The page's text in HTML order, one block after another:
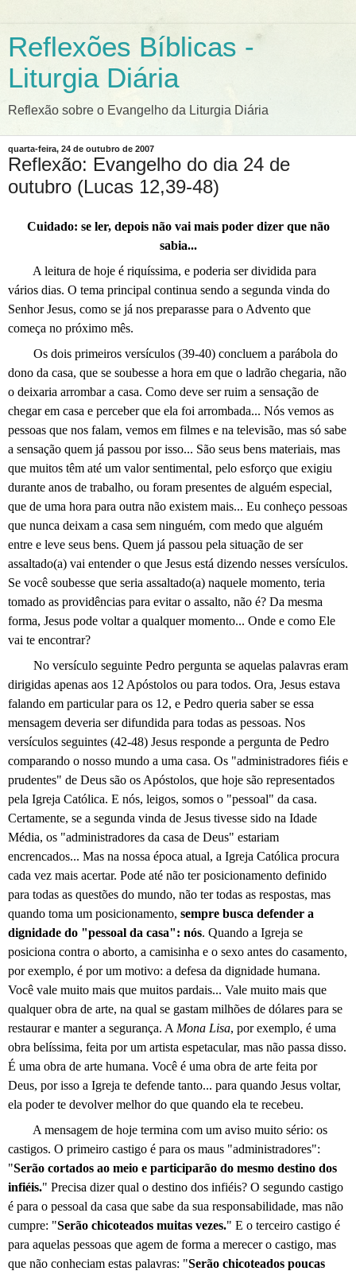
Reflexões Bíblicas -
Liturgia Diária
Reflexão sobre o Evangelho da Liturgia Diária
quarta-feira, 24 de outubro de 2007
Reflexão: Evangelho do dia 24 de
outubro (Lucas 12,39-48)
Cuidado: se ler, depois não vai mais poder dizer que não
sabia...
A leitura de hoje é riquíssima, e poderia ser dividida para
vários dias. O tema principal continua sendo a segunda vinda do
Senhor Jesus, como se já nos preparasse para o Advento que
começa no próximo mês.
Os dois primeiros versículos (39-40) concluem a parábola do
dono da casa, que se soubesse a hora em que o ladrão chegaria, não
o deixaria arrombar a casa. Como deve ser ruim a sensação de
chegar em casa e perceber que ela foi arrombada... Nós vemos as
pessoas que nos falam, vemos em filmes e na televisão, mas só sabe
a sensação quem já passou por isso... São seus bens materiais, mas
que muitos têm até um valor sentimental, pelo esforço que exigiu
durante anos de trabalho, ou foram presentes de alguém especial,
que de uma hora para outra não existem mais... Eu conheço pessoas
que nunca deixam a casa sem ninguém, com medo que alguém
entre e leve seus bens. Quem já passou pela situação de ser
assaltado(a) vai entender o que Jesus está dizendo nesses versículos.
Se você soubesse que seria assaltado(a) naquele momento, teria
tomado as providências para evitar o assalto, não é? Da mesma
forma, Jesus pode voltar a qualquer momento... Onde e como Ele
vai te encontrar?
No versículo seguinte Pedro pergunta se aquelas palavras eram
dirigidas apenas aos 12 Apóstolos ou para todos. Ora, Jesus estava
falando em particular para os 12, e Pedro queria saber se essa
mensagem deveria ser difundida para todas as pessoas. Nos
versículos seguintes (42-48) Jesus responde a pergunta de Pedro
comparando o nosso mundo a uma casa. Os "administradores fiéis e
prudentes" de Deus são os Apóstolos, que hoje são representados
pela Igreja Católica. E nós, leigos, somos o "pessoal" da casa.
Certamente, se a segunda vinda de Jesus tivesse sido na Idade
Média, os "administradores da casa de Deus" estariam
encrencados... Mas na nossa época atual, a Igreja Católica procura
cada vez mais acertar. Pode até não ter posicionamento definido
para todas as questões do mundo, não ter todas as respostas, mas
quando toma um posicionamento, sempre busca defender a
dignidade do "pessoal da casa": nós. Quando a Igreja se
posiciona contra o aborto, a camisinha e o sexo antes do casamento,
por exemplo, é por um motivo: a defesa da dignidade humana.
Você vale muito mais que muitos pardais... Vale muito mais que
qualquer obra de arte, na qual se gastam milhões de dólares para se
restaurar e manter a segurança. A Mona Lisa, por exemplo, é uma
obra belíssima, feita por um artista espetacular, mas não passa disso.
É uma obra de arte humana. Você é uma obra de arte feita por
Deus, por isso a Igreja te defende tanto... para quando Jesus voltar,
ela poder te devolver melhor do que quando ela te recebeu.
A mensagem de hoje termina com um aviso muito sério: os
castigos. O primeiro castigo é para os maus "administradores":
"Serão cortados ao meio e participarão do mesmo destino dos
infiéis." Precisa dizer qual o destino dos infiéis? O segundo castigo
é para o pessoal da casa que sabe da sua responsabilidade, mas não
cumpre: "Serão chicoteados muitas vezes." E o terceiro castigo é
para aquelas pessoas que agem de forma a merecer o castigo, mas
que não conheciam estas palavras: "Serão chicoteados poucas